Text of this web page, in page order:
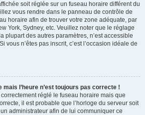
soit réglée sur un fuseau horaire différent du
vous rendre dans le panneau de contrôle de
horaire afin de trouver votre zone adéquate, par
York, Sydney, etc. Veuillez noter que le réglage
plupart des autres paramètres, n’est accessible
vous n’êtes pas inscrit, c’est l’occasion idéale de
mais l’heure n’est toujours pas correcte !
réglé le fuseau horaire mais que
il est probable que l’horloge du serveur soit
administrateur afin de lui communiquer ce